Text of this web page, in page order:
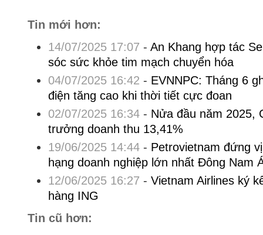
Tin mới hơn:
14/07/2025 17:07 - An Khang hợp tác
sóc sức khỏe tim mạch chuyển hóa
04/07/2025 16:42 - EVNNPC: Tháng 6
điện tăng cao khi thời tiết cực đoan
02/07/2025 16:34- Nửa đầu năm 2025,
trưởng doanh thu 13,41%
19/06/2025 14:44- Petrovietnam đứng
hạng doanh nghiệp lớn nhất Đông Nam
12/06/2025 16:27 - Vietnam Airlines ký
hàng ING
Tin cũ hơn: